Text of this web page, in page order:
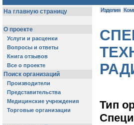
Изделия
Тип